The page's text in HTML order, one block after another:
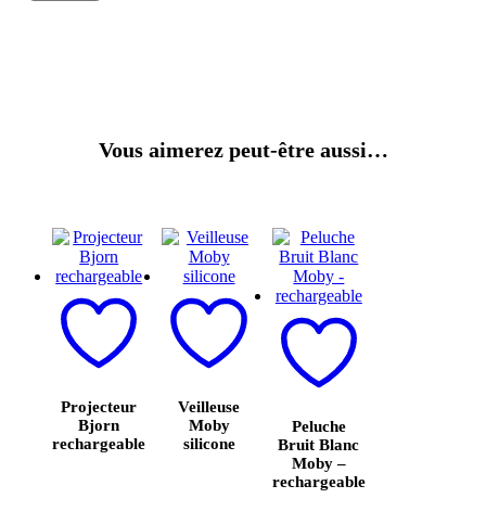
Vous aimerez peut-être aussi…
Projecteur
Bjorn
rechargeable
Veilleuse
Moby
silicone
Peluche
Bruit Blanc
Moby –
rechargeable